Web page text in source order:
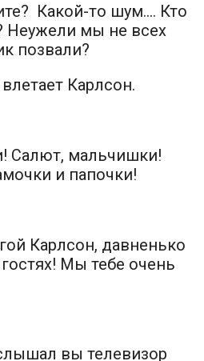
Какой-то шум…. Кто
Неужели мы не всех
позвали?
Карлсон.
Салют, мальчишки!
и папочки!
Карлсон, давненько
Мы тебе очень
вы телевизор